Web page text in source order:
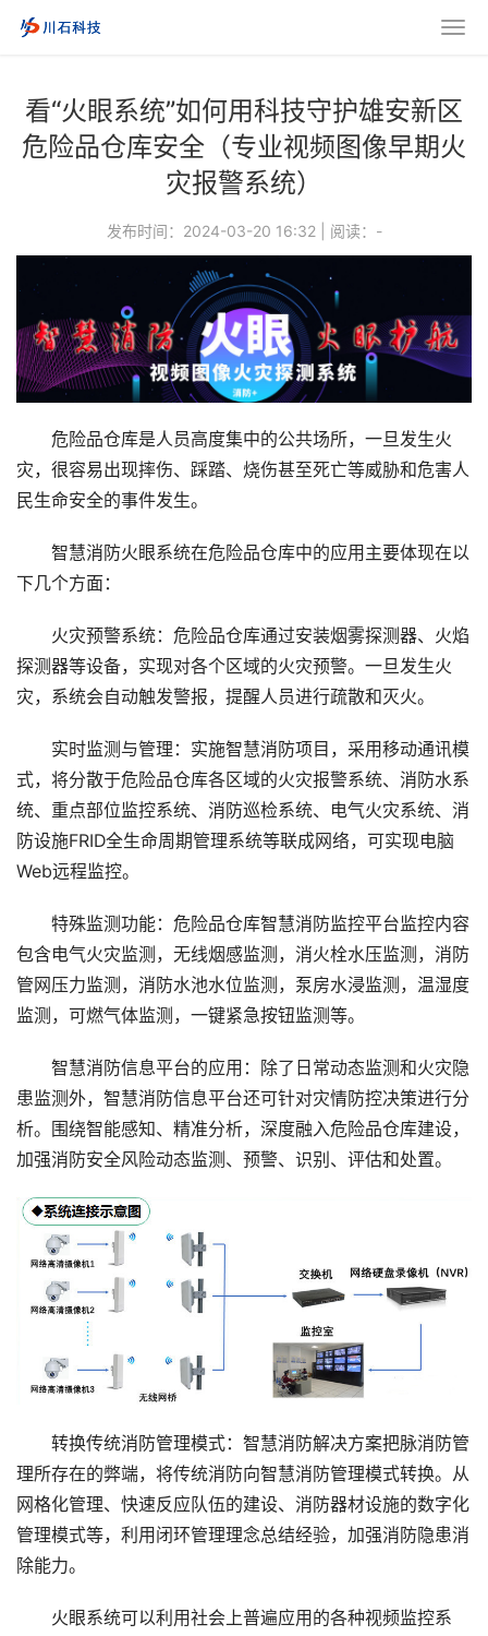
看“火眼系统”如何用科技守护雄安新区
危险品仓库安全（专业视频图像早期火
灾报警系统）
发布时间：2024-03-20 16:32| 阅读： -
危险品仓库是人员高度集中的公共场所，一旦发生火
灾，很容易出现摔伤、踩踏、烧伤甚至死亡等威胁和危害人
民生命安全的事件发生。
智慧消防火眼系统在危险品仓库中的应用主要体现在以
下几个方面：
火灾预警系统：危险品仓库通过安装烟雾探测器、火焰
探测器等设备，实现对各个区域的火灾预警。一旦发生火
灾，系统会自动触发警报，提醒人员进行疏散和灭火。
实时监测与管理：实施智慧消防项目，采用移动通讯模
式，将分散于危险品仓库各区域的火灾报警系统、消防水系
统、重点部位监控系统、消防巡检系统、电气火灾系统、消
防设施FRID全生命周期管理系统等联成网络，可实现电脑
Web远程监控。
特殊监测功能：危险品仓库智慧消防监控平台监控内容
包含电气火灾监测，无线烟感监测，消火栓水压监测，消防
管网压力监测，消防水池水位监测，泵房水浸监测，温湿度
监测，可燃气体监测，一键紧急按钮监测等。
智慧消防信息平台的应用：除了日常动态监测和火灾隐
患监测外，智慧消防信息平台还可针对灾情防控决策进行分
析。围绕智能感知、精准分析，深度融入危险品仓库建设，
加强消防安全风险动态监测、预警、识别、评估和处置。
转换传统消防管理模式：智慧消防解决方案把脉消防管
理所存在的弊端，将传统消防向智慧消防管理模式转换。从
网格化管理、快速反应队伍的建设、消防器材设施的数字化
管理模式等，利用闭环管理理念总结经验，加强消防隐患消
除能力。
火眼系统可以利用社会上普遍应用的各种视频监控系